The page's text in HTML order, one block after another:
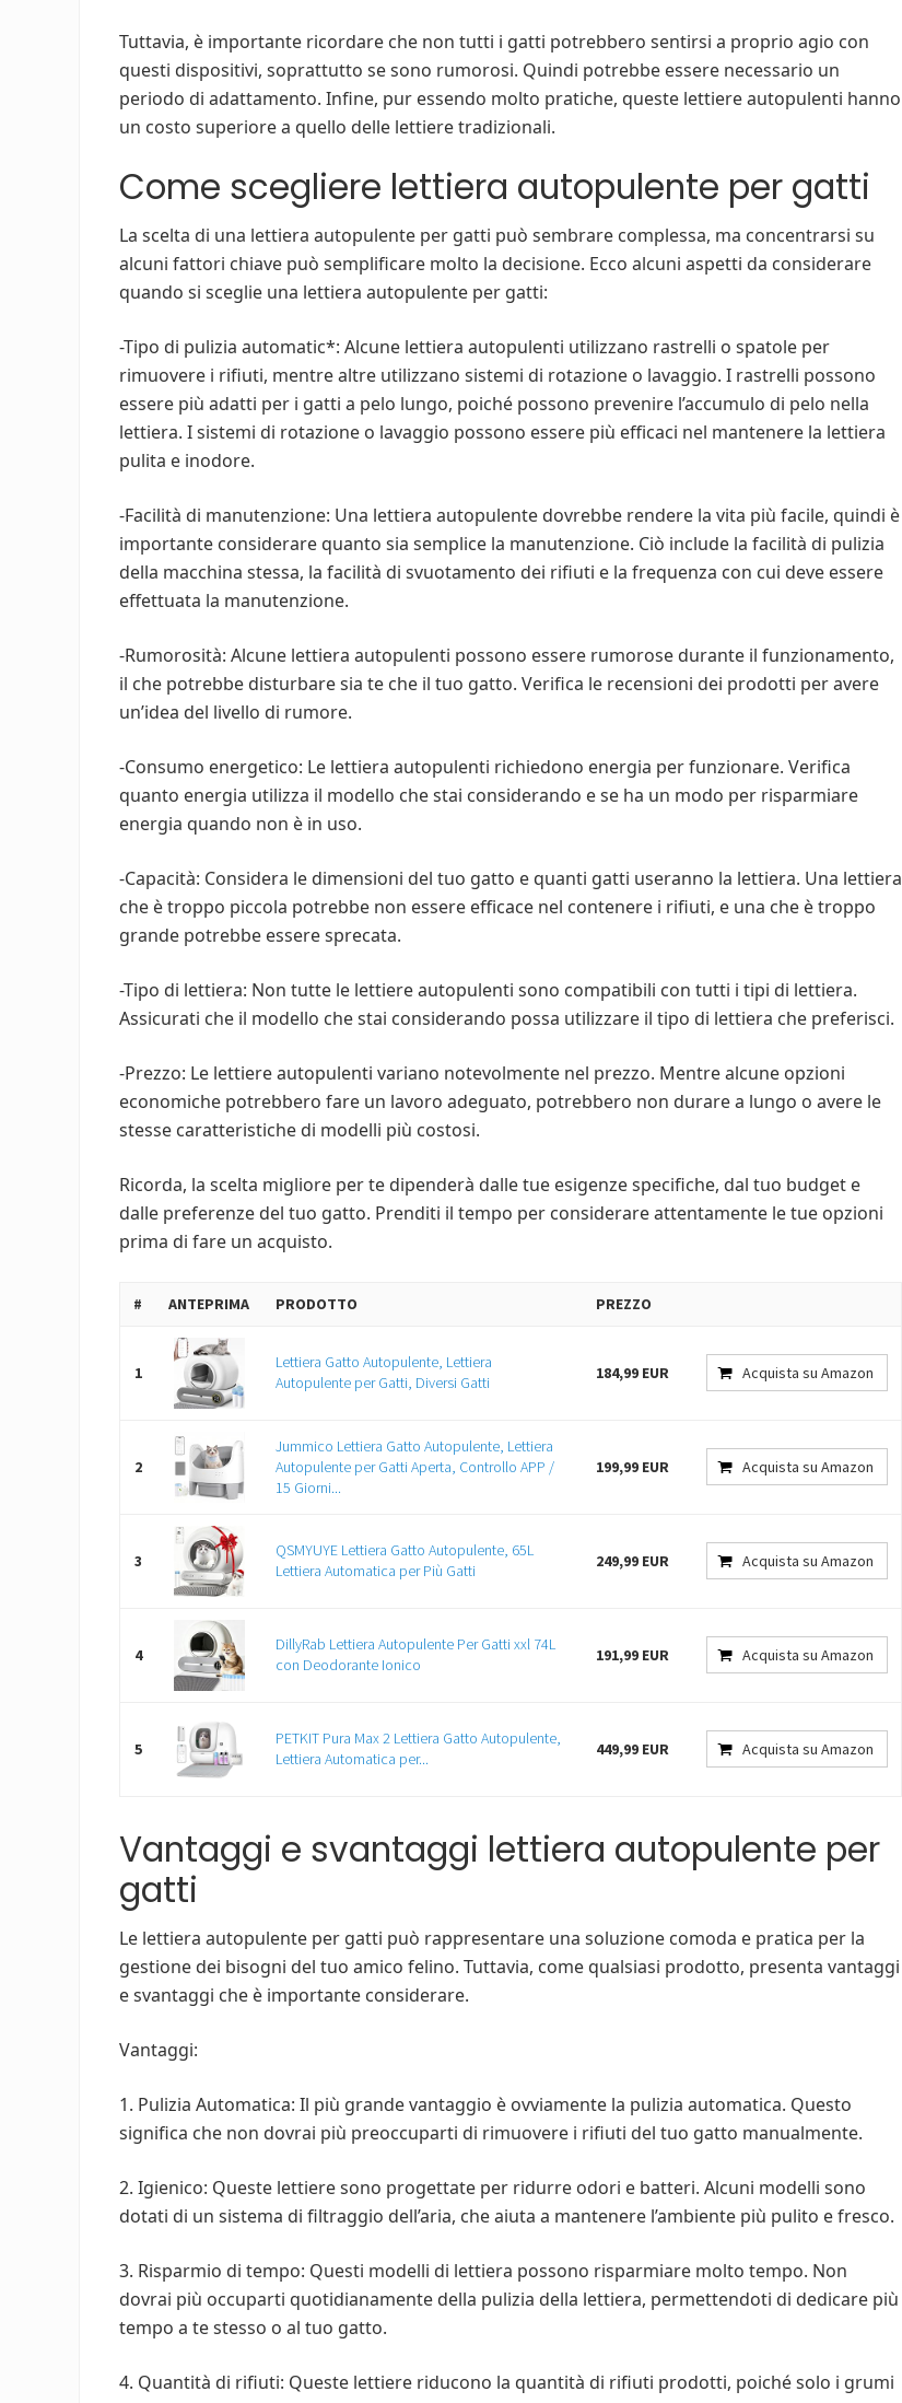
Tuttavia, è importante ricordare che non tutti i gatti potrebbero sentirsi a proprio agio con
questi dispositivi, soprattutto se sono rumorosi. Quindi potrebbe essere necessario un
periodo di adattamento. Infine, pur essendo molto pratiche, queste lettiere autopulenti hanno
un costo superiore a quello delle lettiere tradizionali.
Come scegliere lettiera autopulente per gatti
La scelta di una lettiera autopulente per gatti può sembrare complessa, ma concentrarsi su
alcuni fattori chiave può semplificare molto la decisione. Ecco alcuni aspetti da considerare
quando si sceglie una lettiera autopulente per gatti:
-Tipo di pulizia automatic*: Alcune lettiera autopulenti utilizzano rastrelli o spatole per
rimuovere i rifiuti, mentre altre utilizzano sistemi di rotazione o lavaggio. I rastrelli possono
essere più adatti per i gatti a pelo lungo, poiché possono prevenire l’accumulo di pelo nella
lettiera. I sistemi di rotazione o lavaggio possono essere più efficaci nel mantenere la lettiera
pulita e inodore.
-Facilità di manutenzione: Una lettiera autopulente dovrebbe rendere la vita più facile, quindi è
importante considerare quanto sia semplice la manutenzione. Ciò include la facilità di pulizia
della macchina stessa, la facilità di svuotamento dei rifiuti e la frequenza con cui deve essere
effettuata la manutenzione.
-Rumorosità: Alcune lettiera autopulenti possono essere rumorose durante il funzionamento,
il che potrebbe disturbare sia te che il tuo gatto. Verifica le recensioni dei prodotti per avere
un’idea del livello di rumore.
-Consumo energetico: Le lettiera autopulenti richiedono energia per funzionare. Verifica
quanto energia utilizza il modello che stai considerando e se ha un modo per risparmiare
energia quando non è in uso.
-Capacità: Considera le dimensioni del tuo gatto e quanti gatti useranno la lettiera. Una lettiera
che è troppo piccola potrebbe non essere efficace nel contenere i rifiuti, e una che è troppo
grande potrebbe essere sprecata.
-Tipo di lettiera: Non tutte le lettiere autopulenti sono compatibili con tutti i tipi di lettiera.
Assicurati che il modello che stai considerando possa utilizzare il tipo di lettiera che preferisci.
-Prezzo: Le lettiere autopulenti variano notevolmente nel prezzo. Mentre alcune opzioni
economiche potrebbero fare un lavoro adeguato, potrebbero non durare a lungo o avere le
stesse caratteristiche di modelli più costosi.
Ricorda, la scelta migliore per te dipenderà dalle tue esigenze specifiche, dal tuo budget e
dalle preferenze del tuo gatto. Prenditi il tempo per considerare attentamente le tue opzioni
prima di fare un acquisto.
# ANTEPRIMA PRODOTTO PREZZO
1
Lettiera Gatto Autopulente, Lettiera
Autopulente per Gatti, Diversi Gatti
184,99 EUR Acquista su Amazon
2
Jummico Lettiera Gatto Autopulente, Lettiera
Autopulente per Gatti Aperta, Controllo APP /
15 Giorni...
199,99 EUR Acquista su Amazon
3
QSMYUYE Lettiera Gatto Autopulente, 65L
Lettiera Automatica per Più Gatti
249,99 EUR Acquista su Amazon
4
DillyRab Lettiera Autopulente Per Gatti xxl 74L
con Deodorante Ionico
191,99 EUR Acquista su Amazon
5
PETKIT Pura Max 2 Lettiera Gatto Autopulente,
Lettiera Automatica per...
449,99 EUR Acquista su Amazon
Vantaggi e svantaggi lettiera autopulente per
gatti
Le lettiera autopulente per gatti può rappresentare una soluzione comoda e pratica per la
gestione dei bisogni del tuo amico felino. Tuttavia, come qualsiasi prodotto, presenta vantaggi
e svantaggi che è importante considerare.
Vantaggi:
1. Pulizia Automatica: Il più grande vantaggio è ovviamente la pulizia automatica. Questo
significa che non dovrai più preoccuparti di rimuovere i rifiuti del tuo gatto manualmente.
2. Igienico: Queste lettiere sono progettate per ridurre odori e batteri. Alcuni modelli sono
dotati di un sistema di filtraggio dell’aria, che aiuta a mantenere l’ambiente più pulito e fresco.
3. Risparmio di tempo: Questi modelli di lettiera possono risparmiare molto tempo. Non
dovrai più occuparti quotidianamente della pulizia della lettiera, permettendoti di dedicare più
tempo a te stesso o al tuo gatto.
4. Quantità di rifiuti: Queste lettiere riducono la quantità di rifiuti prodotti, poiché solo i grumi